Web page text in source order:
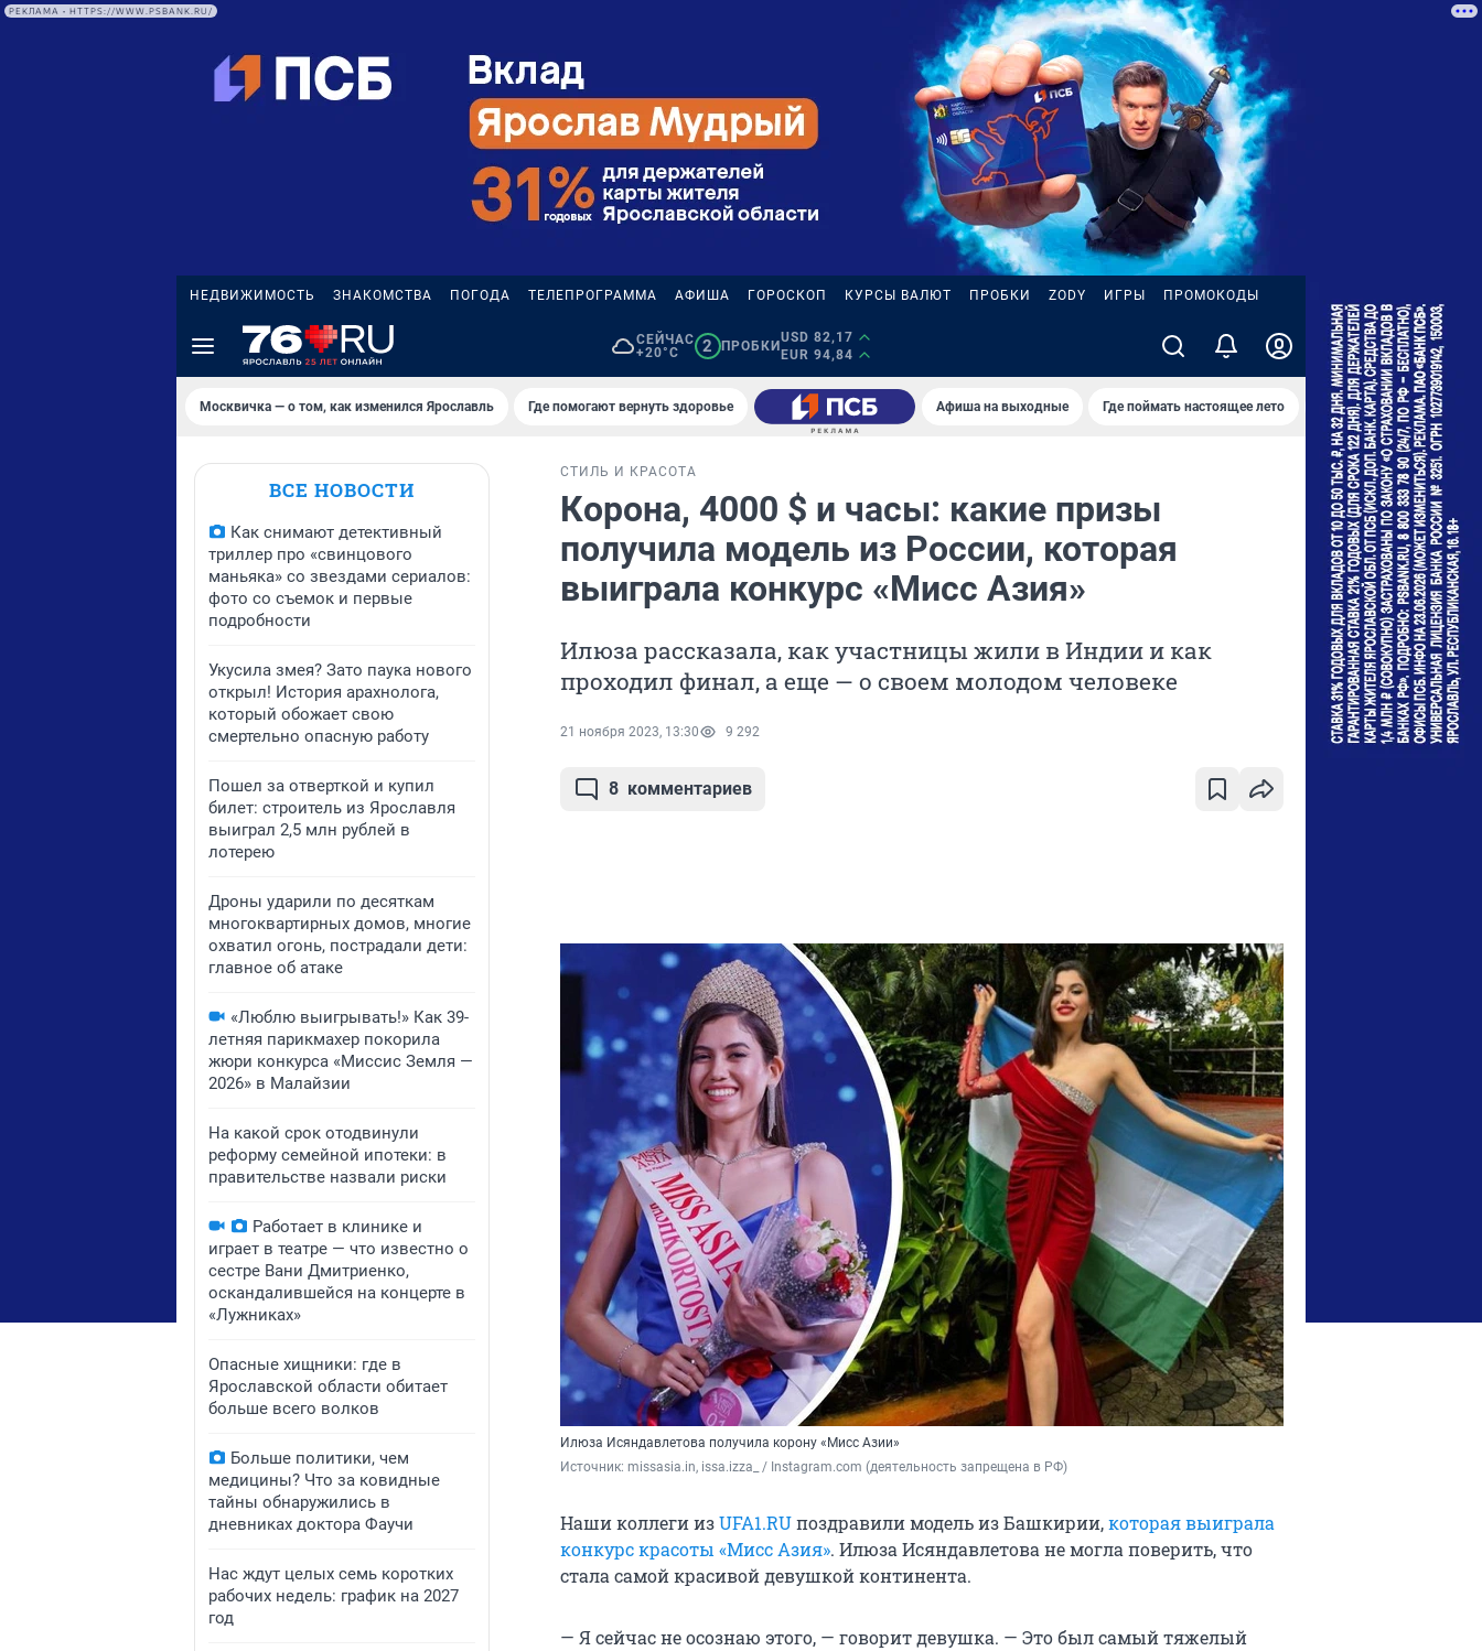
РЕКЛАМА • HTTPS://WWW.PSBANK.RU/
НЕДВИЖИМОСТЬ ЗНАКОМСТВА ПОГОДА ТЕЛЕПРОГРАММА АФИША ГОРОСКОП КУРСЫ ВАЛЮТ ПРОБКИ ZODY ИГРЫ ПРОМОКОДЫ
СЕЙЧАС
+20°C
2 ПРОБКИ
USD 82,17
EUR 94,84
Москвичка — о том, как изменился Ярославль Где помогают вернуть здоровье Афиша на выходные Где поймать настоящее лето Съемки фильма
ВСЕ НОВОСТИ
Как снимают детективный
триллер про «свинцового
маньяка» со звездами сериалов:
фото со съемок и первые
подробности
Укусила змея? Зато паука нового
открыл! История арахнолога,
который обожает свою
смертельно опасную работу
Пошел за отверткой и купил
билет: строитель из Ярославля
выиграл 2,5 млн рублей в
лотерею
Дроны ударили по десяткам
многоквартирных домов, многие
охватил огонь, пострадали дети:
главное об атаке
«Люблю выигрывать!» Как 39-
летняя парикмахер покорила
жюри конкурса «Миссис Земля —
2026» в Малайзии
На какой срок отодвинули
реформу семейной ипотеки: в
правительстве назвали риски
Работает в клинике и
играет в театре — что известно о
сестре Вани Дмитриенко,
оскандалившейся на концерте в
«Лужниках»
Опасные хищники: где в
Ярославской области обитает
больше всего волков
Больше политики, чем
медицины? Что за ковидные
тайны обнаружились в
дневниках доктора Фаучи
Нас ждут целых семь коротких
рабочих недель: график на 2027
год
СТИЛЬ И КРАСОТА
Корона, 4000 $ и часы: какие призы
получила модель из России, которая
выиграла конкурс «Мисс Азия»
Илюза рассказала, как участницы жили в Индии и как
проходил финал, а еще — о своем молодом человеке
21 ноября 2023, 13:30 9 292
8 комментариев
Илюза Исяндавлетова получила корону «Мисс Азии»
Источник: missasia.in, issa.izza_ / Instagram.com (деятельность запрещена в РФ)
Наши коллеги изUFA1.RUпоздравили модель из Башкирии,которая выиграла
конкурс красоты «Мисс Азия». Илюза Исяндавлетова не могла поверить, что
стала самой красивой девушкой континента.
— Я сейчас не осознаю этого, — говорит девушка. — Это был самый тяжелый